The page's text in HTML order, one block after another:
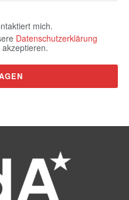
mich.
Datenschutzerklärung